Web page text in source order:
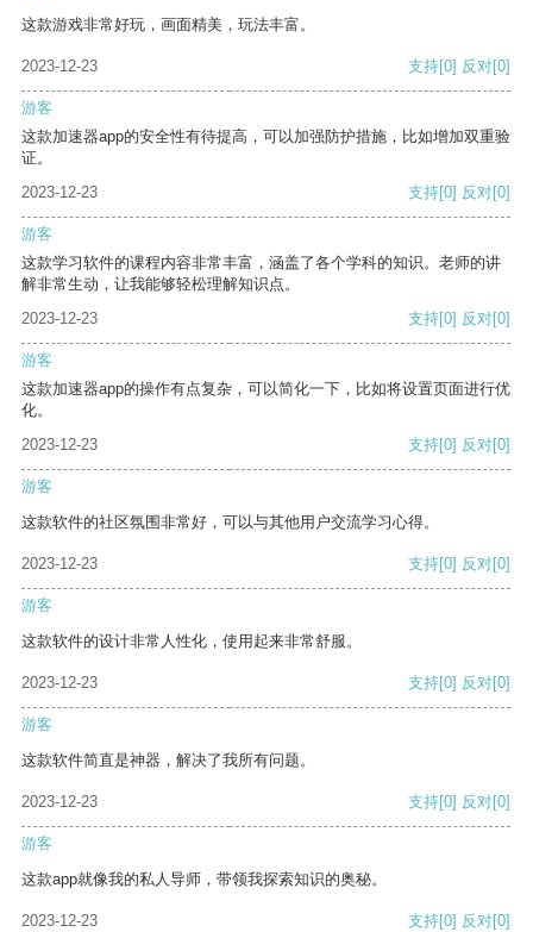
这款游戏非常好玩，画面精美，玩法丰富。
2023-12-23 支持[0] 反对[0]
游客
这款加速器app的安全性有待提高，可以加强防护措施，比如增加双重验
证。
2023-12-23
支持[0] 反对[0]
游客
这款学习软件的课程内容非常丰富，涵盖了各个学科的知识。老师的讲
解非常生动，让我能够轻松理解知识点。
2023-12-23
支持[0] 反对[0]
游客
这款加速器app的操作有点复杂，可以简化一下，比如将设置页面进行优
化。
2023-12-23
支持[0] 反对[0]
游客
这款软件的社区氛围非常好，可以与其他用户交流学习心得。
2023-12-23 支持[0] 反对[0]
游客
这款软件的设计非常人性化，使用起来非常舒服。
2023-12-23 支持[0] 反对[0]
游客
这款软件简直是神器，解决了我所有问题。
2023-12-23 支持[0] 反对[0]
游客
这款app就像我的私人导师，带领我探索知识的奥秘。
2023-12-23 支持[0] 反对[0]